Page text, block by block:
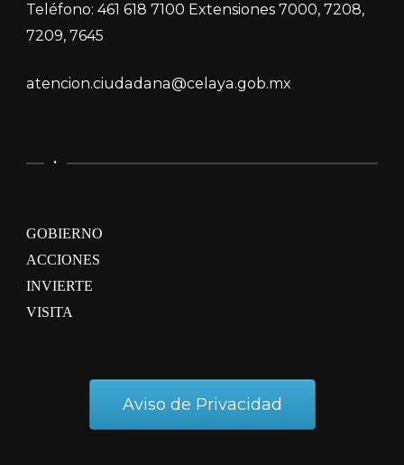
Teléfono: 461 618 7100 Extensiones 7000, 7208,
7209, 7645
atencion.ciudadana@celaya.gob.mx
.
GOBIERNO
ACCIONES
INVIERTE
VISITA
Aviso de Privacidad